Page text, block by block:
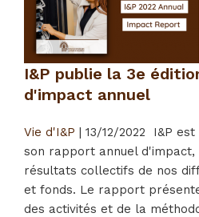
I&P publie la 3e
d'impact annuel
Vie d'I&P | 13/12/2022 I&P est
son rapport annuel d'impact,
résultats collectifs de nos
et fonds. Le rapport
des activités et de la